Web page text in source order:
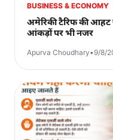
BUSINESS & ECONOMY
अमेरिकी टैरिफ की आहट
आंकड़ों पर भी नजर
Apurva Choudhary•9/8/